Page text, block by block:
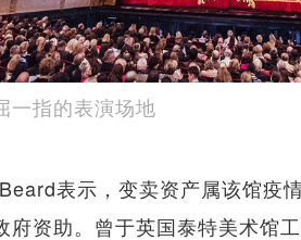
一指的表演场地
表示，变卖资产属该馆疫
府资助。曾于英国泰特美术馆